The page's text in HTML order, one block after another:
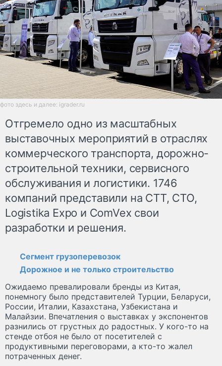
фото здесь и далее: igrader.ru
Отгремело одно из масштабных
выставочных мероприятий в отраслях
коммерческого транспорта, дорожно-
строительной техники, сервисного
обслуживания и логистики. 1746
компаний представили на СТТ, СТО,
Logistika Expo и ComVex свои
разработки и решения.
Сегмент грузоперевозок
Дорожное и не только строительство
Ожидаемо превалировали бренды из Китая,
понемногу было представителей Турции, Беларуси,
России, Италии, Казахстана, Узбекистана и
Малайзии. Впечатления о выставках у экспонентов
разнились от грустных до радостных. У кого-то на
стенде отбоя не было от посетителей с
продуктивными переговорами, а кто-то жалел
потраченных денег.